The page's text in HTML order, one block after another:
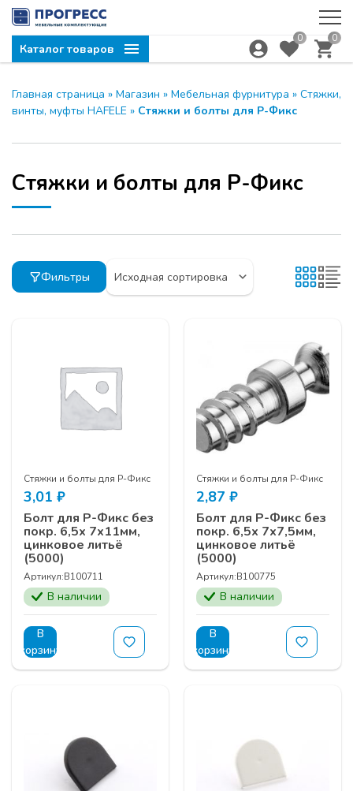
Каталог товаров
0 0
Главная страница » Магазин » Мебельная фурнитура » Стяжки,
винты, муфты HAFELE » Стяжки и болты для Р-Фикс
Стяжки и болты для Р-Фикс
Фильтры
Стяжки и болты для Р-Фикс
3,01 ₽
Болт для Р-Фикс без
покр. 6,5х 7х11мм,
цинковое литьё
(5000)
Артикул:B100711
В наличии
В
корзину
Стяжки и болты для Р-Фикс
2,87 ₽
Болт для Р-Фикс без
покр. 6,5х 7х7,5мм,
цинковое литьё
(5000)
Артикул:B100775
В наличии
В
корзину